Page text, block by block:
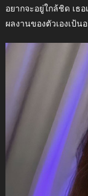
อยากจะอยู่ใกล้ชิด เธ
ผลงานของตัวเองเป้น